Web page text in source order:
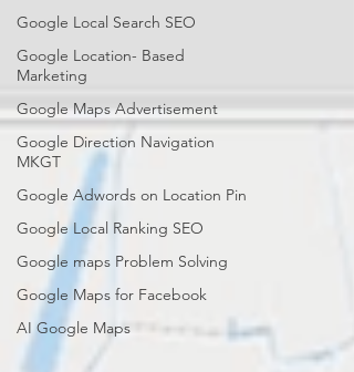
Google Local Search SEO
Google Location- Based
Marketing
Google Maps Advertisement
Google Direction Navigation
MKGT
Google Adwords on Location Pin
Google Local Ranking SEO
Google maps Problem Solving
Google Maps for Facebook
AI Google Maps